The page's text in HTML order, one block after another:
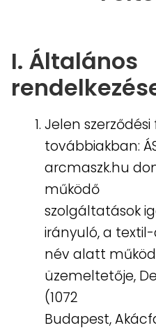
mérettáblázat
mérettáblázat
allergia szájmaszk
– Kezelési Útmutató
I. Általános
Jelen
továbbiakban:
arcmaszk.hu
működő
szolgáltatások
irányuló, a
név alatt
üzemeltetője,
(1072
Budapest,